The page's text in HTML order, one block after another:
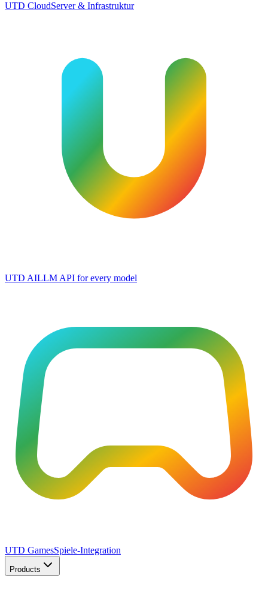
UTD CloudServer & Infrastruktur
UTD AILLM API for every model
UTD GamesSpiele-Integration
Products